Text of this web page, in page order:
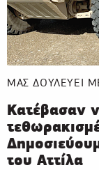
ΜΑΣ ΔΟΥΛΕΥΕΙ
Κατέβασαν
του Αττίλα